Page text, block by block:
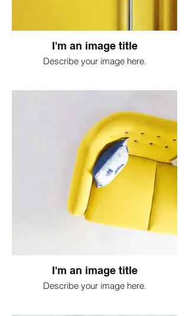
I'm an image title
Describe your image here.
I'm an image title
Describe your image here.